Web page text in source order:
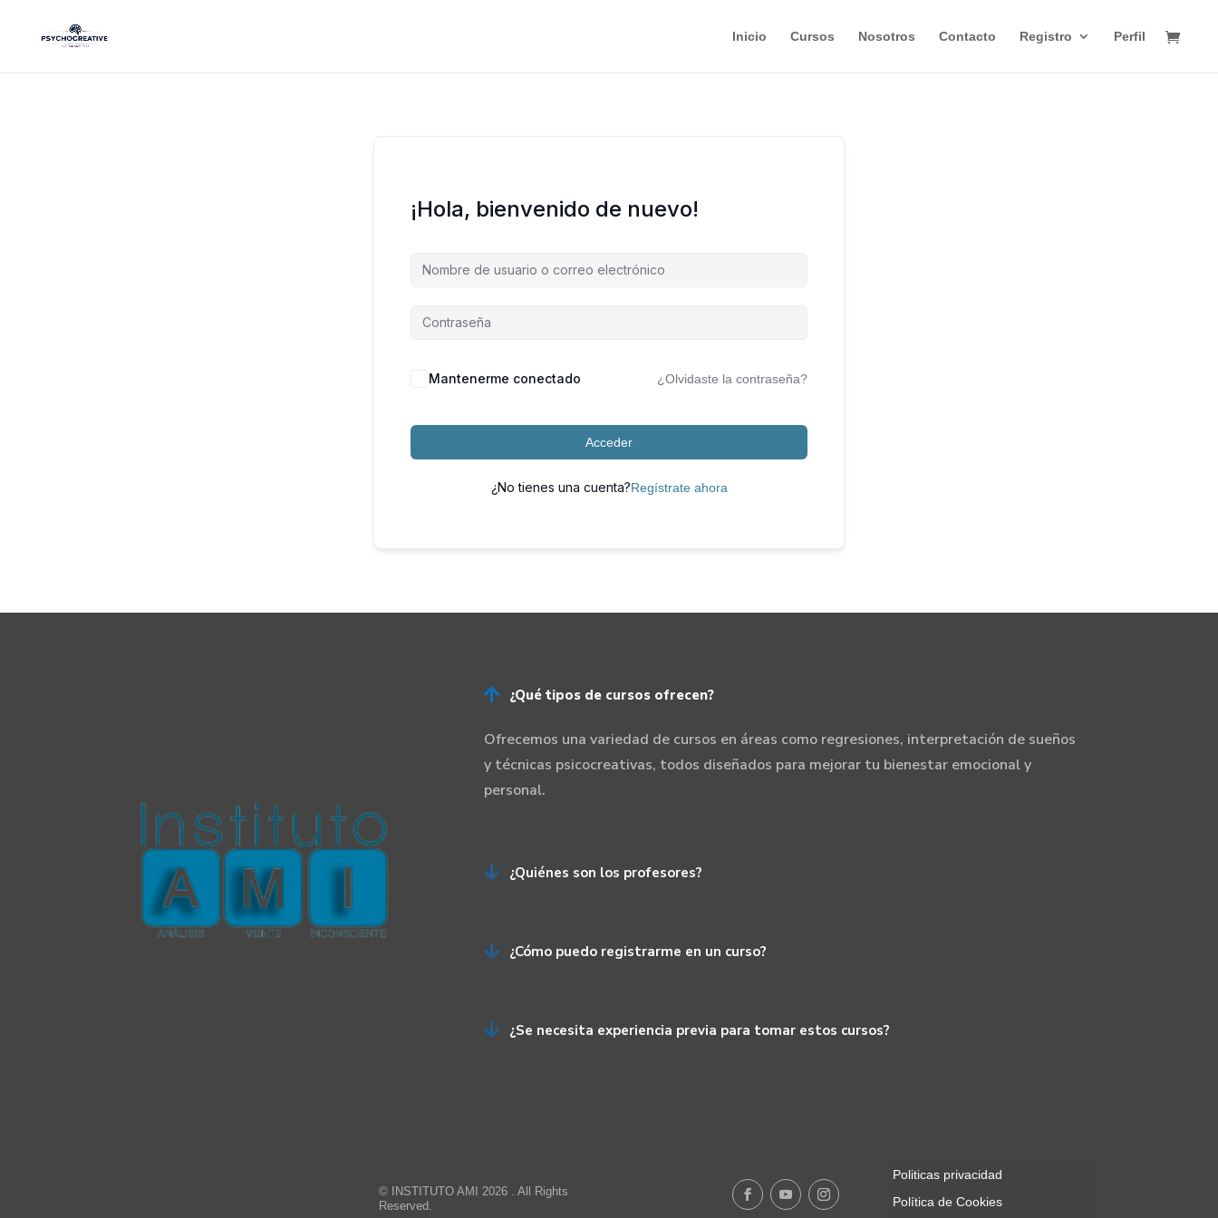
Inicio Cursos Nosotros Contacto Registro Perfil
¡Hola, bienvenido de nuevo!
Mantenerme conectado ¿Olvidaste la contraseña?
Acceder
¿No tienes una cuenta?Regístrate ahora
 ¿Qué tipos de cursos ofrecen?
Ofrecemos una variedad de cursos en áreas como regresiones, interpretación de sueños
y técnicas psicocreativas, todos diseñados para mejorar tu bienestar emocional y
personal.
 ¿Quiénes son los profesores?
 ¿Cómo puedo registrarme en un curso?
 ¿Se necesita experiencia previa para tomar estos cursos?
© INSTITUTO AMI 2026 . All Rights
Reserved.
Politicas privacidad
Política de Cookies